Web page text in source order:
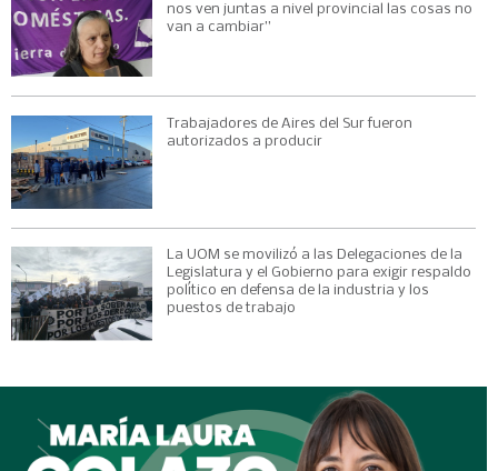
nos ven juntas a nivel provincial las cosas no
van a cambiar”
Trabajadores de Aires del Sur fueron
autorizados a producir
La UOM se movilizó a las Delegaciones de la
Legislatura y el Gobierno para exigir respaldo
político en defensa de la industria y los
puestos de trabajo